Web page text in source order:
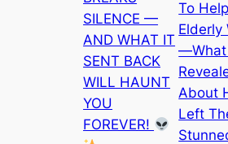
SILENCE —
AND WHAT IT
SENT BACK
WILL HAUNT
YOU
FOREVER!
To
Elderly
—What
About
Left